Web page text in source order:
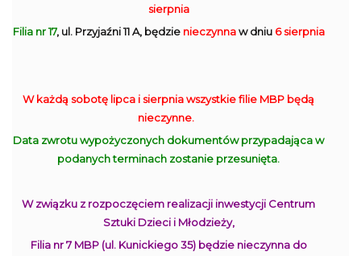
sierpnia
Filia nr 17, ul. Przyjaźni 11 A, będzie nieczynnaw dniu 6 sierpnia
W każdą sobotę lipca i sierpnia wszystkie filie MBP będą
nieczynne.
Data zwrotu wypożyczonych dokumentów przypadająca w
podanych terminach zostanie przesunięta.
W związku z rozpoczęciem realizacji inwestycji Centrum
Sztuki Dzieci i Młodzieży,
Filia nr 7 MBP (ul. Kunickiego 35) będzie nieczynna do